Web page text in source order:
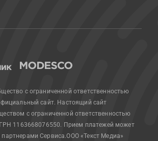
с ограниченной ответственностью
сайт. Настоящий сайт
с ограниченной ответственностью
1163668076550. Прием платежей может
партнерами Сервиса.ООО «Текст Медиа»